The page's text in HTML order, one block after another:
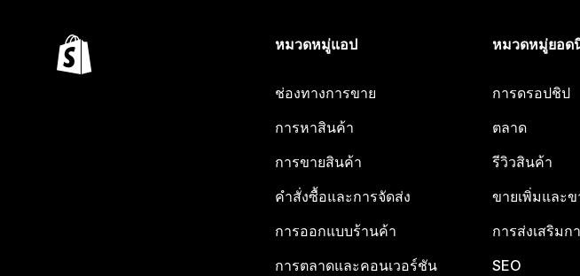
หมวดหมู่แอป
ช่องทางการขาย
การหาสินค้า
การขายสินค้า
คำสั่งซื้อและการจัดส่ง
การออกแบบร้านค้า
การตลาดและคอนเวอร์ชัน
หมวดหมู่ยอด
การดรอปชิป
ตลาด
รีวิวสินค้า
ขายเพิ่มและ
การส่งเสริมก
SEO